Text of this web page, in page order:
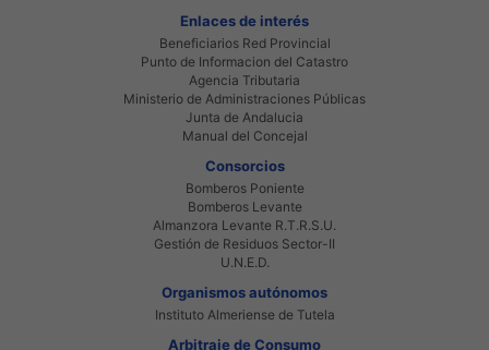
Enlaces de interés
Beneficiarios Red Provincial
Punto de Informacion del Catastro
Agencia Tributaria
Ministerio de Administraciones Públicas
Junta de Andalucia
Manual del Concejal
Consorcios
Bomberos Poniente
Bomberos Levante
Almanzora Levante R.T.R.S.U.
Gestión de Residuos Sector-II
U.N.E.D.
Organismos autónomos
Instituto Almeriense de Tutela
Arbitraje de Consumo